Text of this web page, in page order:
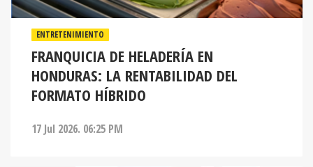
ENTRETENIMIENTO
FRANQUICIA DE HELADERÍA EN
HONDURAS: LA RENTABILIDAD DEL
FORMATO HÍBRIDO
17 Jul 2026. 06:25 PM